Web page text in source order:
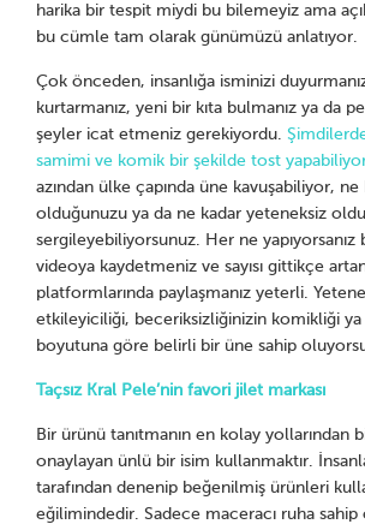
harika bir tespit miydi bu bilemeyiz ama
bu cümle tam olarak günümüzü anlatıyor.
Çok önceden, insanlığa isminizi
kurtarmanız, yeni bir kıta bulmanız ya da
şeyler icat etmeniz gerekiyordu.
samimi ve komik bir şekilde tost
azından ülke çapında üne kavuşabiliyor,
olduğunuzu ya da ne kadar yeteneksiz
sergileyebiliyorsunuz. Her ne yapıyorsanız
videoya kaydetmeniz ve sayısı gittikçe
platformlarında paylaşmanız yeterli.
etkileyiciliği, beceriksizliğinizin komikliği
boyutuna göre belirli bir üne sahip
Taçsız Kral Pele’nin favori jilet markası
Bir ürünü tanıtmanın en kolay yollarından
onaylayan ünlü bir isim kullanmaktır.
tarafından denenip beğenilmiş ürünleri
eğilimindedir. Sadece maceracı ruha sahip